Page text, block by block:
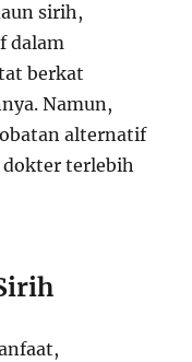
sirih,
dalam
berkat
Namun,
alternatif
terlebih